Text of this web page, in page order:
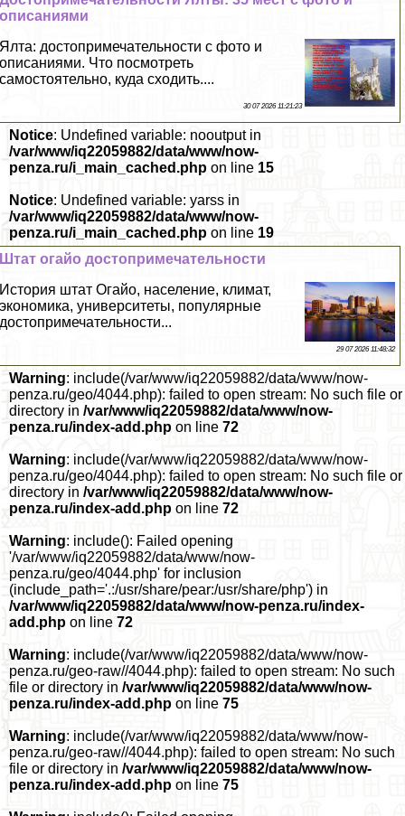
описаниями
Ялта: достопримечательности с фото и
описаниями. Что посмотреть
самостоятельно, куда сходить....
30 07 2026 11:21:23
Notice: Undefined variable: nooutput in
/var/www/iq22059882/data/www/now-
penza.ru/i_main_cached.php on line 15
Notice: Undefined variable: yarss in
/var/www/iq22059882/data/www/now-
penza.ru/i_main_cached.php on line 19
Штат огайо достопримечательности
История штат Огайо, население, климат,
экономика, университеты, популярные
достопримечательности...
29 07 2026 11:48:32
Warning: include(/var/www/iq22059882/data/www/now-
penza.ru/geo/4044.php): failed to open stream: No such file or
directory in /var/www/iq22059882/data/www/now-
penza.ru/index-add.php on line 72
Warning: include(/var/www/iq22059882/data/www/now-
penza.ru/geo/4044.php): failed to open stream: No such file or
directory in /var/www/iq22059882/data/www/now-
penza.ru/index-add.php on line 72
Warning: include(): Failed opening
'/var/www/iq22059882/data/www/now-
penza.ru/geo/4044.php' for inclusion
(include_path='.:/usr/share/pear:/usr/share/php') in
/var/www/iq22059882/data/www/now-penza.ru/index-
add.php on line 72
Warning: include(/var/www/iq22059882/data/www/now-
penza.ru/geo-raw//4044.php): failed to open stream: No such
file or directory in /var/www/iq22059882/data/www/now-
penza.ru/index-add.php on line 75
Warning: include(/var/www/iq22059882/data/www/now-
penza.ru/geo-raw//4044.php): failed to open stream: No such
file or directory in /var/www/iq22059882/data/www/now-
penza.ru/index-add.php on line 75